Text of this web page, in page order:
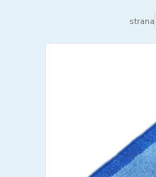
strana